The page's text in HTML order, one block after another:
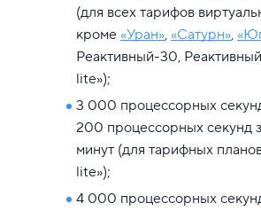
(для всех тарифов
кроме «Уран», «Сатурн»,
Реактивный-30,
lite»);
3 000 процессорных
200 процессорных секунд
минут (для тарифных
lite»);
4 000 процессорных